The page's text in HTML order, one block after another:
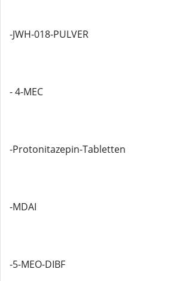
-JWH-018-PULVER
- 4-MEC
-Protonitazepin-Tabletten
-MDAI
-5-MEO-DIBF